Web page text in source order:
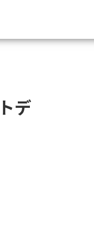
大の資料種類から請求
学部・学科パンフ
デ